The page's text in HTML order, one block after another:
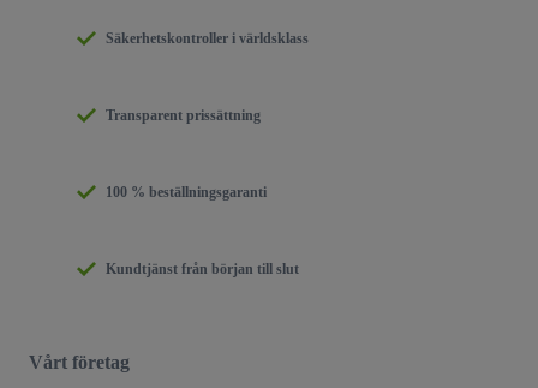
Säkerhetskontroller i världsklass
Transparent prissättning
100 % beställningsgaranti
Kundtjänst från början till slut
Vårt företag